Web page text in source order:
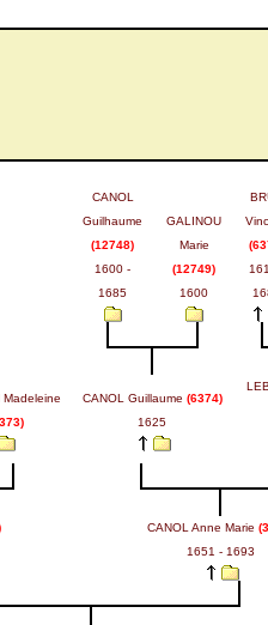
CANOL
Guilhaume
(12748)
1600 -
1685
GALINOU
Marie
(12749)
1600
Madeleine
CANOL Guillaume (6374)
1625
CANOL Anne Marie
1651 - 1693